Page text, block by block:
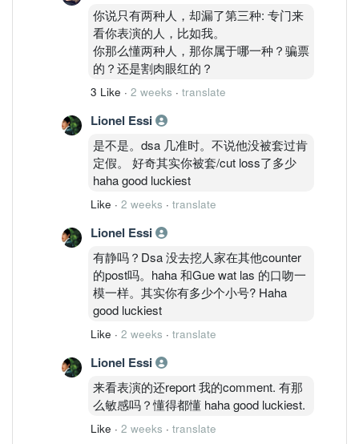
你说只有两种人，却漏了第三种: 专门来
看你表演的人，比如我。
你那么懂两种人，那你属于哪一种？骗票
的？还是割肉眼红的？
3 Like · 2 weeks · translate
Lionel Essi
是不是。dsa 几准时。不说他没被套过肯
定假。 好奇其实你被套/cut loss了多少
haha good luckiest
Like · 2 weeks · translate
Lionel Essi
有静吗？Dsa 没去挖人家在其他counter
的post吗。haha 和Gue wat las 的口吻一
模一样。其实你有多少个小号? Haha
good luckiest
Like · 2 weeks · translate
Lionel Essi
来看表演的还report 我的comment. 有那
么敏感吗？懂得都懂 haha good luckiest.
Like · 2 weeks · translate